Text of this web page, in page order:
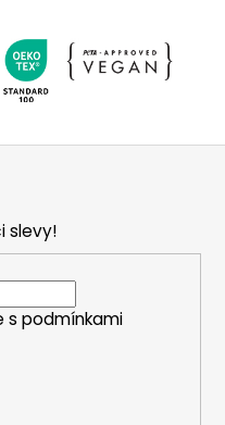
slevy!
s podmínkami